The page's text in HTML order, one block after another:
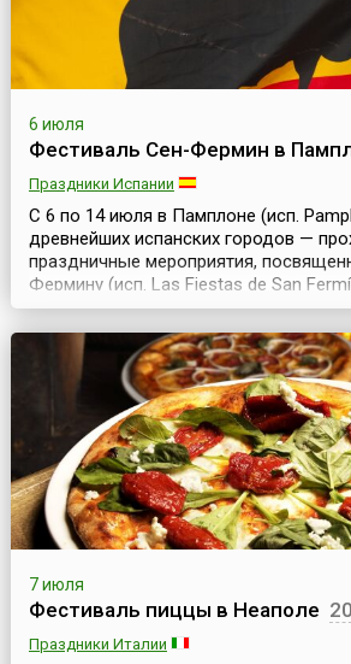
6 июля
Фестиваль Сен-Фермин в
Праздники Испании
С 6 по 14 июля в Памплоне (исп.
древнейших испанских городов —
праздничные мероприятия,
Фермину (исп. Las Fiestas de San
жившему в 13 веке и спасшему
эпидемии чумы. Являясь поначалу
со временем праздник превратился в
народное гуляние. Горожане, одетые
национальную од...
7 июля
Фестиваль пиццы в Неаполе
Праздники Италии